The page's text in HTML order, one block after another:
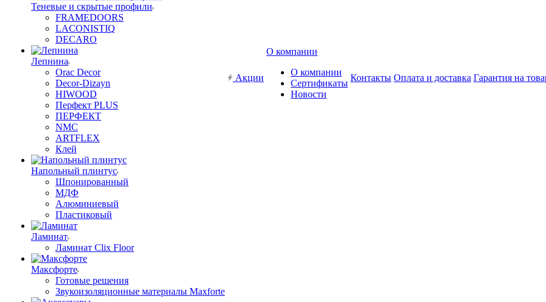
Теневые и скрытые профили
FRAMEDOORS
LACONISTIQ
DECARO
Лепнина
Orac Decor
Decor-Dizayn
HIWOOD
Перфект PLUS
ПЕРФЕКТ
NMC
ARTFLEX
Клей
Напольный плинтус
Шпонированный
МДФ
Алюминиевый
Пластиковый
Ламинат
Ламинат Clix Floor
Максфорте
Готовые решения
Звукоизоляционные материалы Maxforte
Акции
О компании
О компании
Сертификаты
Новости
Контакты Оплата и доставка Гарантия на